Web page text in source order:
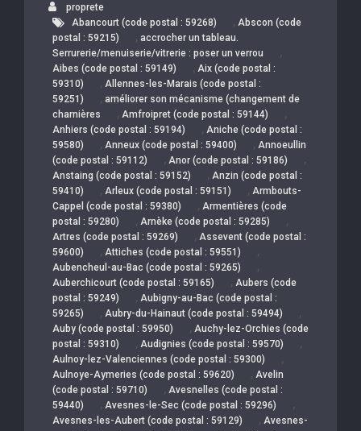
proprete
Abancourt (code postal : 59268)
, Abscon (code
postal : 59215)
, accrocher un tableau.
Serrurerie/menuiserie/vitrerie : poser un verrou
,
Aibes (code postal : 59149) , Aix (code postal :
59310)
, Allennes-les-Marais (code postal :
59251)
, améliorer son mécanisme (changement de
charnières
, Amfroipret (code postal : 59144) ,
Anhiers (code postal : 59194) , Aniche (code postal :
59580)
, Anneux (code postal : 59400) , Annoeullin
(code postal : 59112)
, Anor (code postal : 59186) ,
Anstaing (code postal : 59152) , Anzin (code postal :
59410)
, Arleux (code postal : 59151) , Armbouts-
Cappel (code postal : 59380)
, Armentières (code
postal : 59280)
, Arnèke (code postal : 59285) ,
Artres (code postal : 59269) , Assevent (code postal :
59600)
, Attiches (code postal : 59551) ,
Aubencheul-au-Bac (code postal : 59265) ,
Auberchicourt (code postal : 59165) , Aubers (code
postal : 59249)
, Aubigny-au-Bac (code postal :
59265)
, Aubry-du-Hainaut (code postal : 59494) ,
Auby (code postal : 59950) , Auchy-lez-Orchies (code
postal : 59310)
, Audignies (code postal : 59570) ,
Aulnoy-lez-Valenciennes (code postal : 59300) ,
Aulnoye-Aymeries (code postal : 59620) , Avelin
(code postal : 59710)
, Avesnelles (code postal :
59440)
, Avesnes-le-Sec (code postal : 59296) ,
Avesnes-les-Aubert (code postal : 59129) , Avesnes-